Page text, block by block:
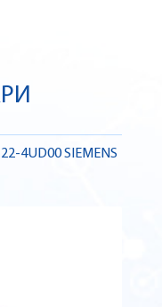
4UD00 SIEMENS